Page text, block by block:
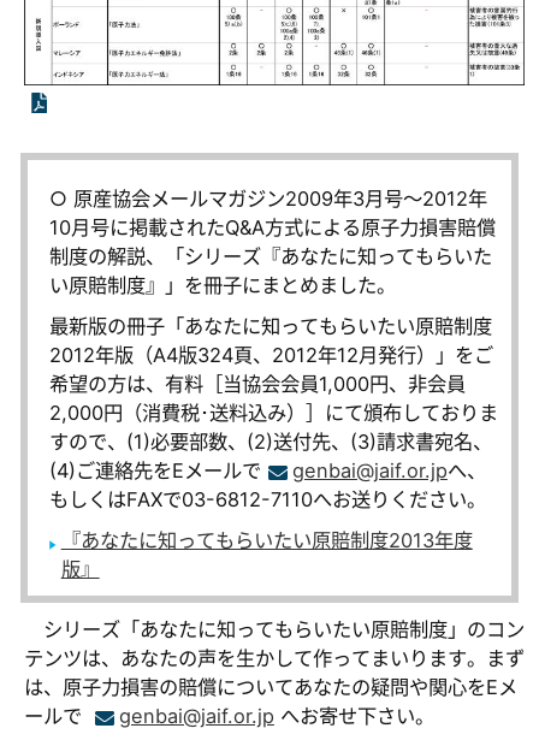
○ 原産協会メールマガジン2009年3月号～2012年
10月号に掲載されたQ&A方式による原子力損害賠償
制度の解説、「シリーズ『あなたに知ってもらいた
い原賠制度』」を冊子にまとめました。
最新版の冊子「あなたに知ってもらいたい原賠制度
2012年版（A4版324頁、2012年12月発行）」をご
希望の方は、有料［当協会会員1,000円、非会員
2,000円（消費税･送料込み）］にて頒布しておりま
すので、(1)必要部数、(2)送付先、(3)請求書宛名、
(4)ご連絡先をEメールで
genbai@jaif.or.jpへ、
もしくはFAXで03-6812-7110へお送りください。
『あなたに知ってもらいたい原賠制度2013年度
版』
シリーズ「あなたに知ってもらいたい原賠制度」のコン
テンツは、あなたの声を生かして作ってまいります。まず
は、原子力損害の賠償についてあなたの疑問や関心をEメ
ールで
genbai@jaif.or.jp へお寄せ下さい。